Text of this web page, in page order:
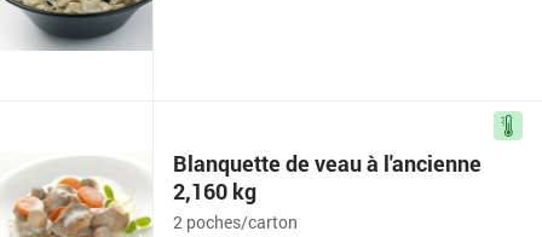
Blanquette de veau à l'ancienne
2,160 kg
2 poches/carton